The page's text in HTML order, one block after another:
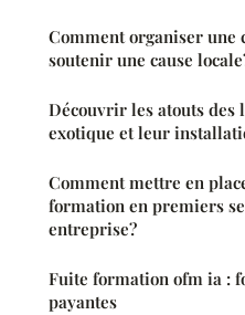
Comment organiser une
soutenir une cause
Découvrir les atouts des
exotique et leur
Comment mettre en
formation en premiers
entreprise?
Fuite formation ofm ia :
payantes